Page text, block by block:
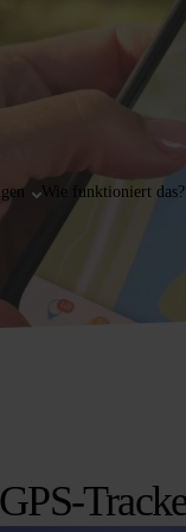
Wie funktioniert das?